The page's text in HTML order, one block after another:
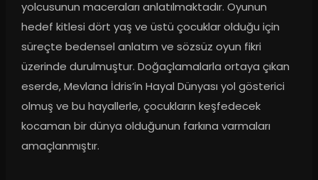
yolcusunun maceraları anlatılmaktadır. Oyunun
hedef kitlesi dört yaş ve üstü çocuklar olduğu için
süreçte bedensel anlatım ve sözsüz oyun fikri
üzerinde durulmuştur. Doğaçlamalarla ortaya çıkan
eserde, Mevlana İdris’in Hayal Dünyası yol gösterici
olmuş ve bu hayallerle, çocukların keşfedecek
kocaman bir dünya olduğunun farkına varmaları
amaçlanmıştır.